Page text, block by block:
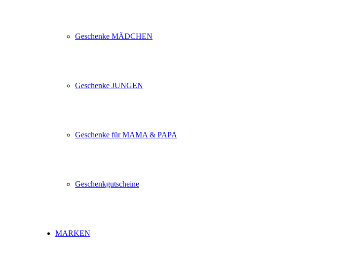
Geschenke MÄDCHEN
Geschenke JUNGEN
Geschenke für MAMA & PAPA
Geschenkgutscheine
MARKEN